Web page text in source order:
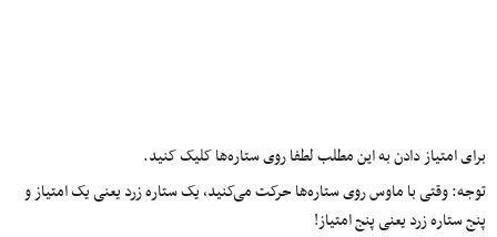
برای امتیاز دادن به این مطلب لطفا روی ستاره‌ها کلیک کنید.
توجه: وقتی با ماوس روی ستاره‌ها حرکت می‌کنید، یک ستاره زرد یعنی یک امتیاز و
پنج ستاره زرد یعنی پنج امتیاز!